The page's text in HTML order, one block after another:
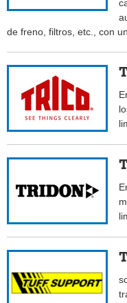
de freno, filtros, etc., con